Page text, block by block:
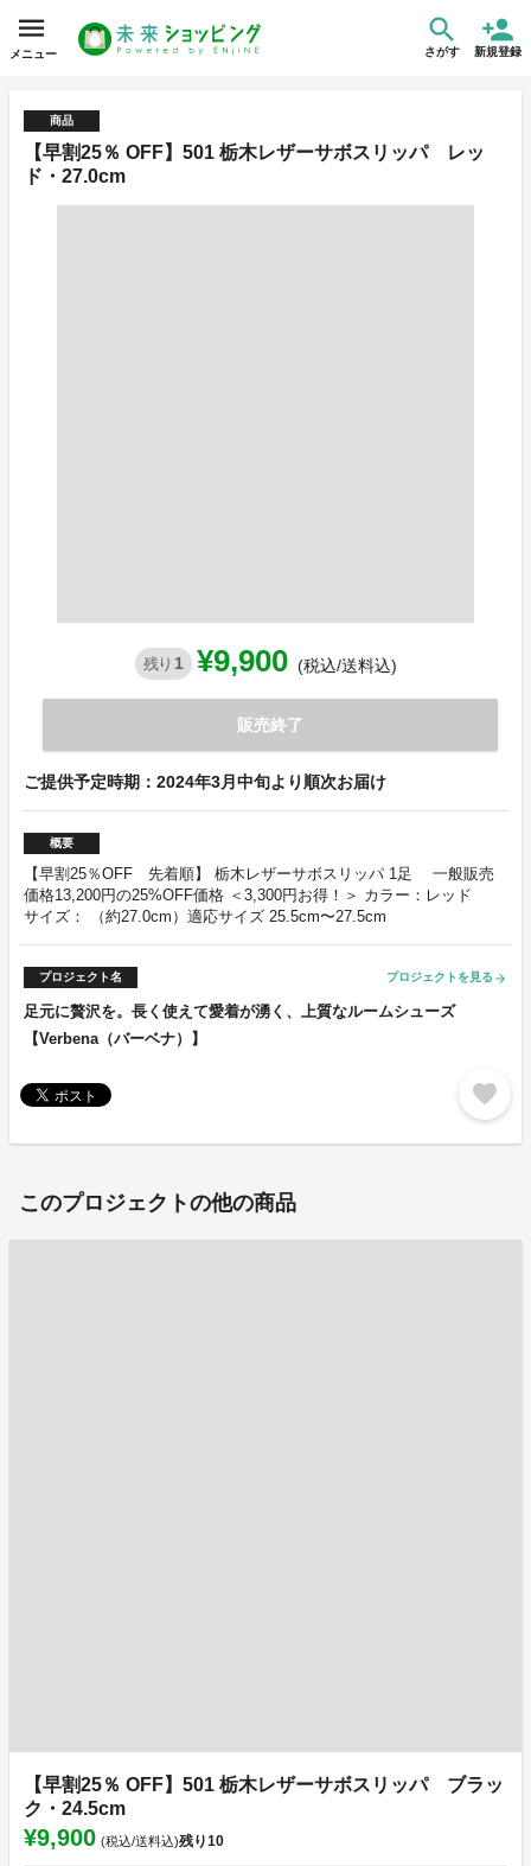
メニュー さがす 新規登録
商品
【早割25％ OFF】501 栃木レザーサボスリッパ レッ
ド・27.0cm
残り 1 ¥9,900 (税込/送料込)
販売終了
ご提供予定時期：2024年3月中旬より順次お届け
概要
【早割25％OFF 先着順】 栃木レザーサボスリッパ 1足 一般販売
価格13,200円の25%OFF価格 ＜3,300円お得！＞ カラー：レッド
サイズ： （約27.0cm）適応サイズ 25.5cm〜27.5cm
プロジェクト名 プロジェクトを見る arrow_forward
足元に贅沢を。長く使えて愛着が湧く、上質なルームシューズ
【Verbena（バーベナ）】
favorite
このプロジェクトの他の商品
【早割25％ OFF】501 栃木レザーサボスリッパ ブラッ
ク・24.5cm
¥9,900 (税込/送料込)残り10